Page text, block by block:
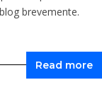
brevemente.
Read more